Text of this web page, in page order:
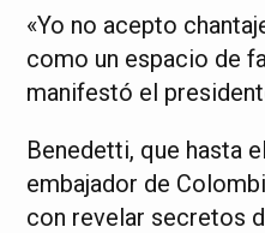
«Yo no acepto
como un espacio de
manifestó el
Benedetti, que hasta
embajador de
con revelar secretos